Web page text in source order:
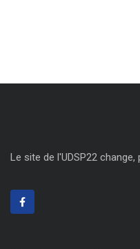
Le site de l'UDSP22